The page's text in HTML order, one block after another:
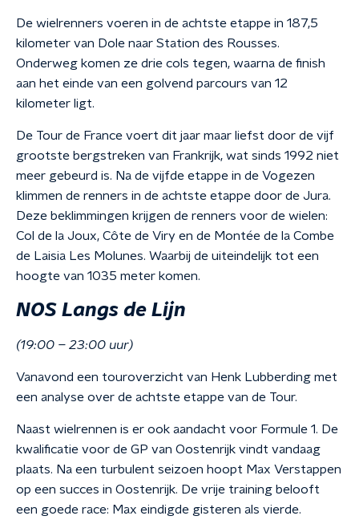
De wielrenners voeren in de achtste etappe in 187,5
kilometer van Dole naar Station des Rousses.
Onderweg komen ze drie cols tegen, waarna de finish
aan het einde van een golvend parcours van 12
kilometer ligt.
De Tour de France voert dit jaar maar liefst door de vijf
grootste bergstreken van Frankrijk, wat sinds 1992 niet
meer gebeurd is. Na de vijfde etappe in de Vogezen
klimmen de renners in de achtste etappe door de Jura.
Deze beklimmingen krijgen de renners voor de wielen:
Col de la Joux, Côte de Viry en de Montée de la Combe
de Laisia Les Molunes. Waarbij de uiteindelijk tot een
hoogte van 1035 meter komen.
NOS Langs de Lijn
(19:00 – 23:00 uur)
Vanavond een touroverzicht van Henk Lubberding met
een analyse over de achtste etappe van de Tour.
Naast wielrennen is er ook aandacht voor Formule 1. De
kwalificatie voor de GP van Oostenrijk vindt vandaag
plaats. Na een turbulent seizoen hoopt Max Verstappen
op een succes in Oostenrijk. De vrije training belooft
een goede race: Max eindigde gisteren als vierde.